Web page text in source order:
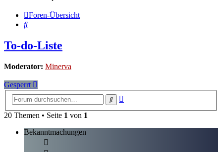
Foren-Übersicht
Suche
To-do-Liste
Moderator: Minerva
Gesperrt
Suche
20 Themen • Seite 1 von 1
Bekanntmachungen